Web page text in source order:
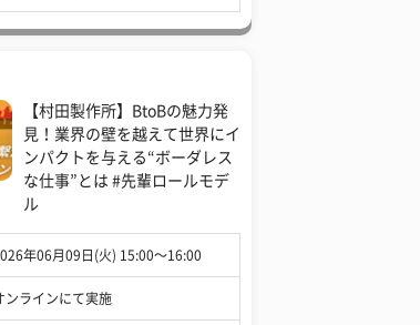
【村田製作所】BtoBの魅力発
見！業界の壁を越えて世界にイ
ンパクトを与える“ボーダレス
な仕事”とは #先輩ロールモデ
ル
年06月09日(火) 15:00〜16:00
ンラインにて実施